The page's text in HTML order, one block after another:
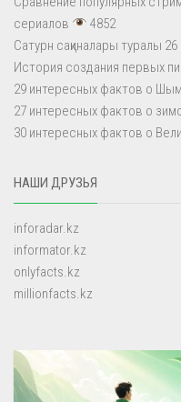
сериалов
4852
Сатурн сақиналары туралы 26
История создания первых
29 интересных фактов о
27 интересных фактов о
30 интересных фактов о
НАШИ ДРУЗЬЯ
inforadar.kz
informator.kz
onlyfacts.kz
millionfacts.kz